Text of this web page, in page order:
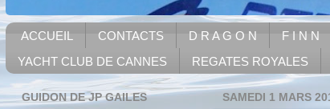
ACCUEIL CONTACTS D R A G O N F I N N
YACHT CLUB DE CANNES
REGATES ROYALES
SAMEDI 1 MARS
GUIDON DE JP GAILES